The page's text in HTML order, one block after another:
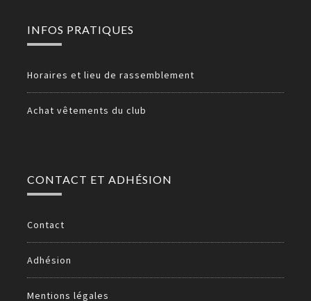
INFOS PRATIQUES
Horaires et lieu de rassemblement
Achat vêtements du club
CONTACT ET ADHÉSION
Contact
Adhésion
Mentions légales